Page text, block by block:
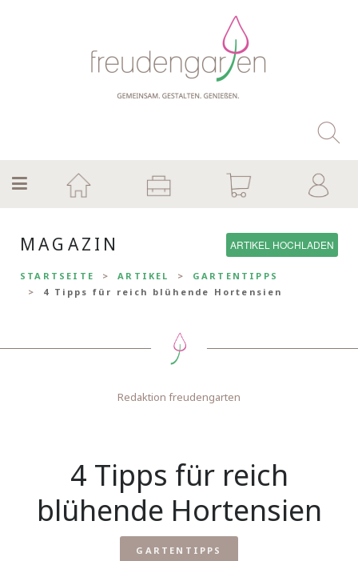
MAGAZIN ARTIKEL HOCHLADEN
STARTSEITE ARTIKEL
GARTENTIPPS
4 Tipps für reich blühende Hortensien
Redaktion freudengarten
4 Tipps für reich
blühende Hortensien
GARTENTIPPS